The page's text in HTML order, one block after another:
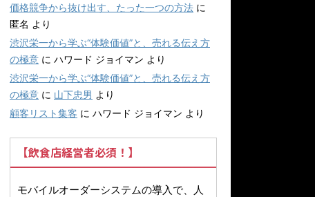
価格競争から抜け出す、たった一つの方法 に
匿名 より
渋沢栄一から学ぶ“体験価値”と、売れる伝え方
の極意 に ハワード ジョイマン より
渋沢栄一から学ぶ“体験価値”と、売れる伝え方
の極意 に 山下忠男 より
顧客リスト集客 に ハワード ジョイマン より
【飲食店経営者必須！】
モバイルオーダーシステムの導入で、人